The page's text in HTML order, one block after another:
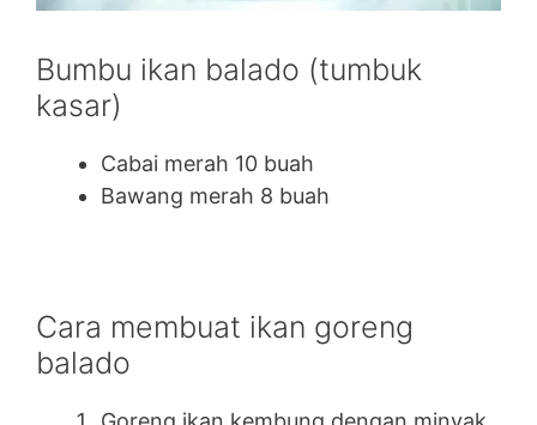
Bumbu ikan balado (tumbuk
kasar)
Cabai merah 10 buah
Bawang merah 8 buah
Cara membuat ikan goreng
balado